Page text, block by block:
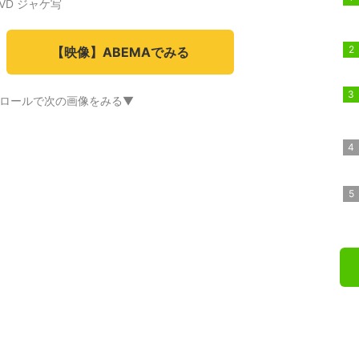
ジャケ写
【映像】ABEMAでみる
ールで次の画像をみる▼